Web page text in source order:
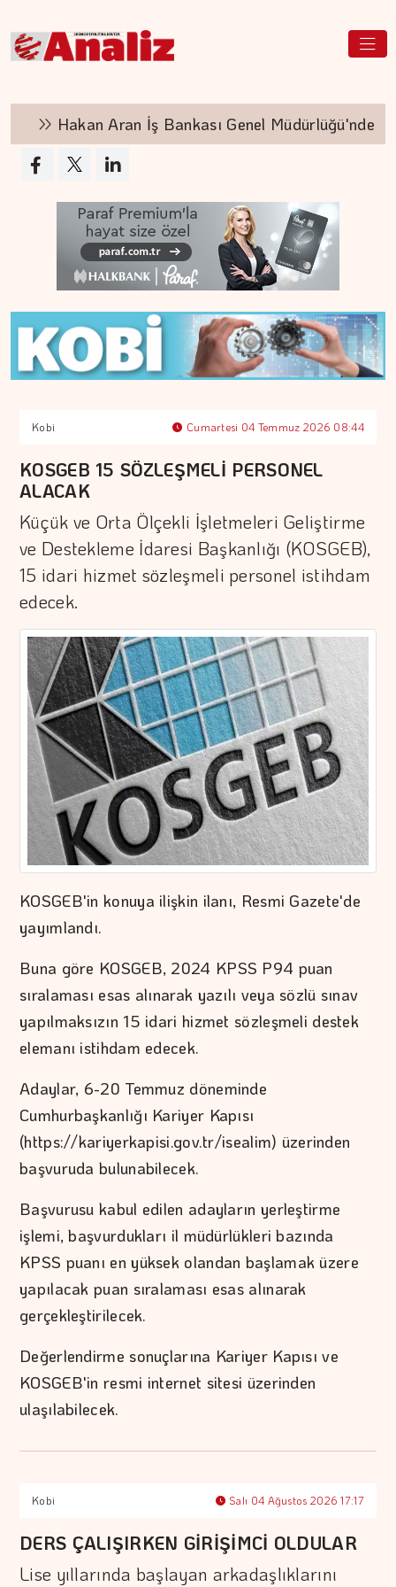
Hakan Aran İş Bankası Genel Müdürlüğü'nden
Kobi Cumartesi 04 Temmuz 2026 08:44
KOSGEB 15 SÖZLEŞMELİ PERSONEL
ALACAK
Küçük ve Orta Ölçekli İşletmeleri Geliştirme
ve Destekleme İdaresi Başkanlığı (KOSGEB),
15 idari hizmet sözleşmeli personel istihdam
edecek.
KOSGEB'in konuya ilişkin ilanı, Resmi Gazete'de
yayımlandı.
Buna göre KOSGEB, 2024 KPSS P94 puan
sıralaması esas alınarak yazılı veya sözlü sınav
yapılmaksızın 15 idari hizmet sözleşmeli destek
elemanı istihdam edecek.
Adaylar, 6-20 Temmuz döneminde
Cumhurbaşkanlığı Kariyer Kapısı
(https://kariyerkapisi.gov.tr/isealim) üzerinden
başvuruda bulunabilecek.
Başvurusu kabul edilen adayların yerleştirme
işlemi, başvurdukları il müdürlükleri bazında
KPSS puanı en yüksek olandan başlamak üzere
yapılacak puan sıralaması esas alınarak
gerçekleştirilecek.
Değerlendirme sonuçlarına Kariyer Kapısı ve
KOSGEB'in resmi internet sitesi üzerinden
ulaşılabilecek.
Kobi Salı 04 Ağustos 2026 17:17
DERS ÇALIŞIRKEN GİRİŞİMCİ OLDULAR
Lise yıllarında başlayan arkadaşlıklarını